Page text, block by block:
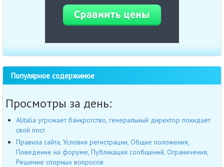
Популярное содержимое
Просмотры за день:
Alitalia угрожает банкротство, генеральный директор покидает
свой пост
Правила сайта, Условия регистрации, Общие положения,
Поведение на форуме, Публикация сообщений, Ограничения,
Решение спорных вопросов